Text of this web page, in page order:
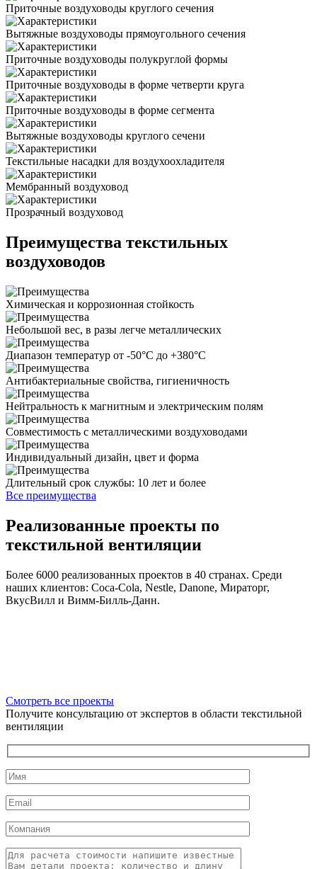
Приточные воздуховоды круглого сечения
Вытяжные воздуховоды прямоугольного сечения
Приточные воздуховоды полукруглой формы
Приточные воздуховоды в форме четверти круга
Приточные воздуховоды в форме сегмента
Вытяжные воздуховоды круглого сечени
Текстильные насадки для воздухоохладителя
Мембранный воздуховод
Прозрачный воздуховод
Преимущества текстильных
воздуховодов
Химическая и коррозионная стойкость
Небольшой вес, в разы легче металлических
Диапазон температур от -50°C до +380°C
Антибактериальные свойства, гигиеничность
Нейтральность к магнитным и электрическим полям
Совместимость с металлическими воздуховодами
Индивидуальный дизайн, цвет и форма
Длительный срок службы: 10 лет и более
Все преимущества
Реализованные проекты по
текстильной вентиляции
Более 6000 реализованных проектов в 40 странах. Среди
наших клиентов: Coca-Cola, Nestle, Danone, Мираторг,
ВкусВилл и Вимм-Билль-Данн.
Смотреть все проекты
Получите консультацию от экспертов в области текстильной
вентиляции
Оставьте это поле пустым.